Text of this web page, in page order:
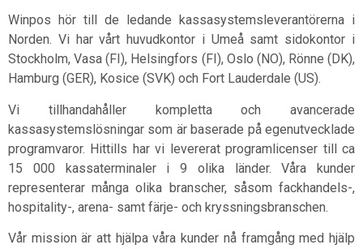
Winpos hör till de ledande kassasystemsleverantörerna i
Norden. Vi har vårt huvudkontor i Umeå samt sidokontor i
Stockholm, Vasa (FI), Helsingfors (FI), Oslo (NO), Rönne (DK),
Hamburg (GER), Kosice (SVK) och Fort Lauderdale (US).
Vi tillhandahåller kompletta och avancerade
kassasystemslösningar som är baserade på egenutvecklade
programvaror. Hittills har vi levererat programlicenser till ca
15 000 kassaterminaler i 9 olika länder. Våra kunder
representerar många olika branscher, såsom fackhandels-,
hospitality-, arena- samt färje- och kryssningsbranschen.
Vår mission är att hjälpa våra kunder nå framgång med hjälp